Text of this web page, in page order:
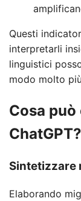
Questi
interpretarli
linguistici
modo molto
Cosa
ChatGPT?
Sintetizzare
Elaborando